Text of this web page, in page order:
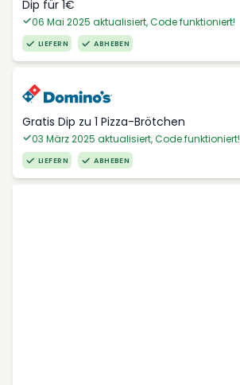
Dip für 1€
06 Mai 2025 aktualisiert, Code funktioniert!
LIEFERN ABHEBEN
Gratis Dip zu 1 Pizza-Brötchen
03 März 2025 aktualisiert, Code funktioniert!
LIEFERN ABHEBEN